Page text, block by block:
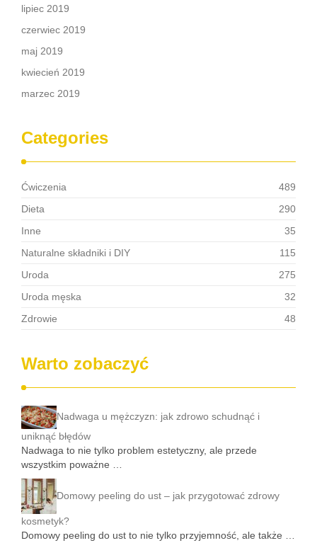
lipiec 2019
czerwiec 2019
maj 2019
kwiecień 2019
marzec 2019
Categories
Ćwiczenia
489
Dieta
290
Inne
35
Naturalne składniki i DIY
115
Uroda
275
Uroda męska
32
Zdrowie
48
Warto zobaczyć
Nadwaga u mężczyzn: jak zdrowo schudnąć i
uniknąć błędów
Nadwaga to nie tylko problem estetyczny, ale przede
wszystkim poważne …
Domowy peeling do ust – jak przygotować zdrowy
kosmetyk?
Domowy peeling do ust to nie tylko przyjemność, ale także …